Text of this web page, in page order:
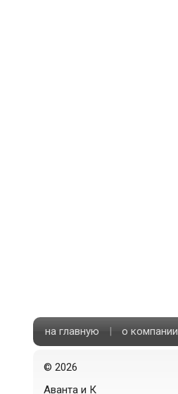
на главную | о компании
© 2026
Аванта и К